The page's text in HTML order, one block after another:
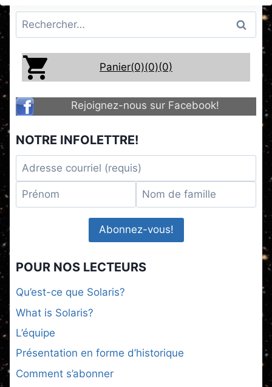
Rechercher :
Panier(0)(0)(0)
Rejoignez-nous sur Facebook!
NOTRE INFOLETTRE!
POUR NOS LECTEURS
Qu’est-ce que Solaris?
What is Solaris?
L’équipe
Présentation en forme d’historique
Comment s’abonner